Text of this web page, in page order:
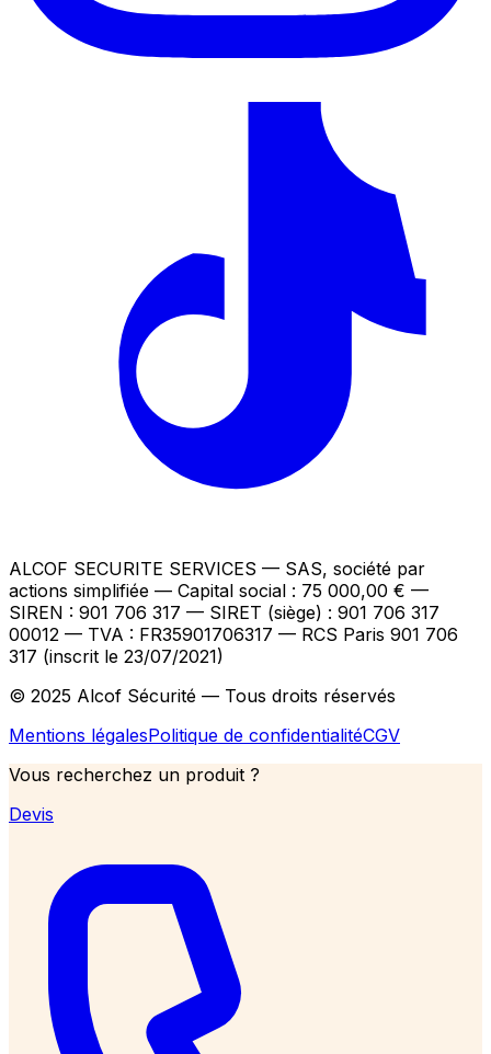
ALCOF SECURITE SERVICES — SAS, société par
actions simplifiée — Capital social : 75 000,00 € —
SIREN : 901 706 317 — SIRET (siège) : 901 706 317
00012 — TVA : FR35901706317 — RCS Paris 901 706
317 (inscrit le 23/07/2021)
© 2025 Alcof Sécurité — Tous droits réservés
Mentions légalesPolitique de confidentialitéCGV
Vous recherchez un produit ?
Devis